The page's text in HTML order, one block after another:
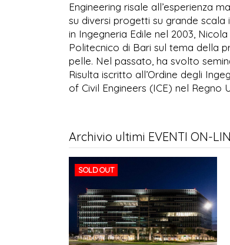
Engineering risale all’esperienza
su diversi progetti su grande
in Ingegneria Edile nel 2003,
Politecnico di Bari sul tema della
pelle. Nel passato, ha svolto
Risulta iscritto all’Ordine degli
of Civil Engineers (ICE) nel Regno
Archivio ultimi EVENTI ON-
SOLD OUT